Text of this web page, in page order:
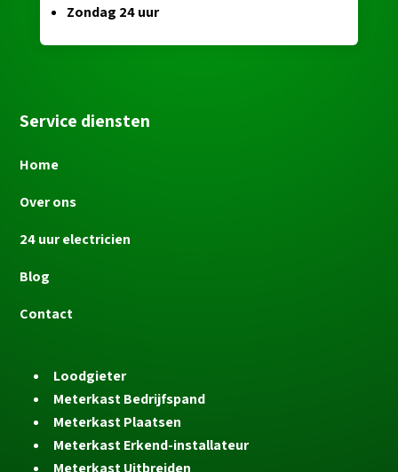
Zondag 24 uur
Service diensten
Home
Over ons
24 uur electricien
Blog
Contact
Loodgieter
Meterkast Bedrijfspand
Meterkast Plaatsen
Meterkast Erkend-installateur